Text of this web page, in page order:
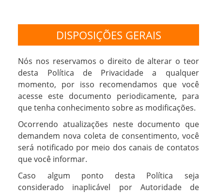
DISPOSIÇÕES GERAIS
Nós nos reservamos o direito de alterar o teor
desta Política de Privacidade a qualquer
momento, por isso recomendamos que você
acesse este documento periodicamente, para
que tenha conhecimento sobre as modificações.
Ocorrendo atualizações neste documento que
demandem nova coleta de consentimento, você
será notificado por meio dos canais de contatos
que você informar.
Caso algum ponto desta Política seja
considerado inaplicável por Autoridade de